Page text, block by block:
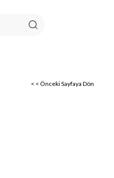
< < Önceki Sayfaya Dön